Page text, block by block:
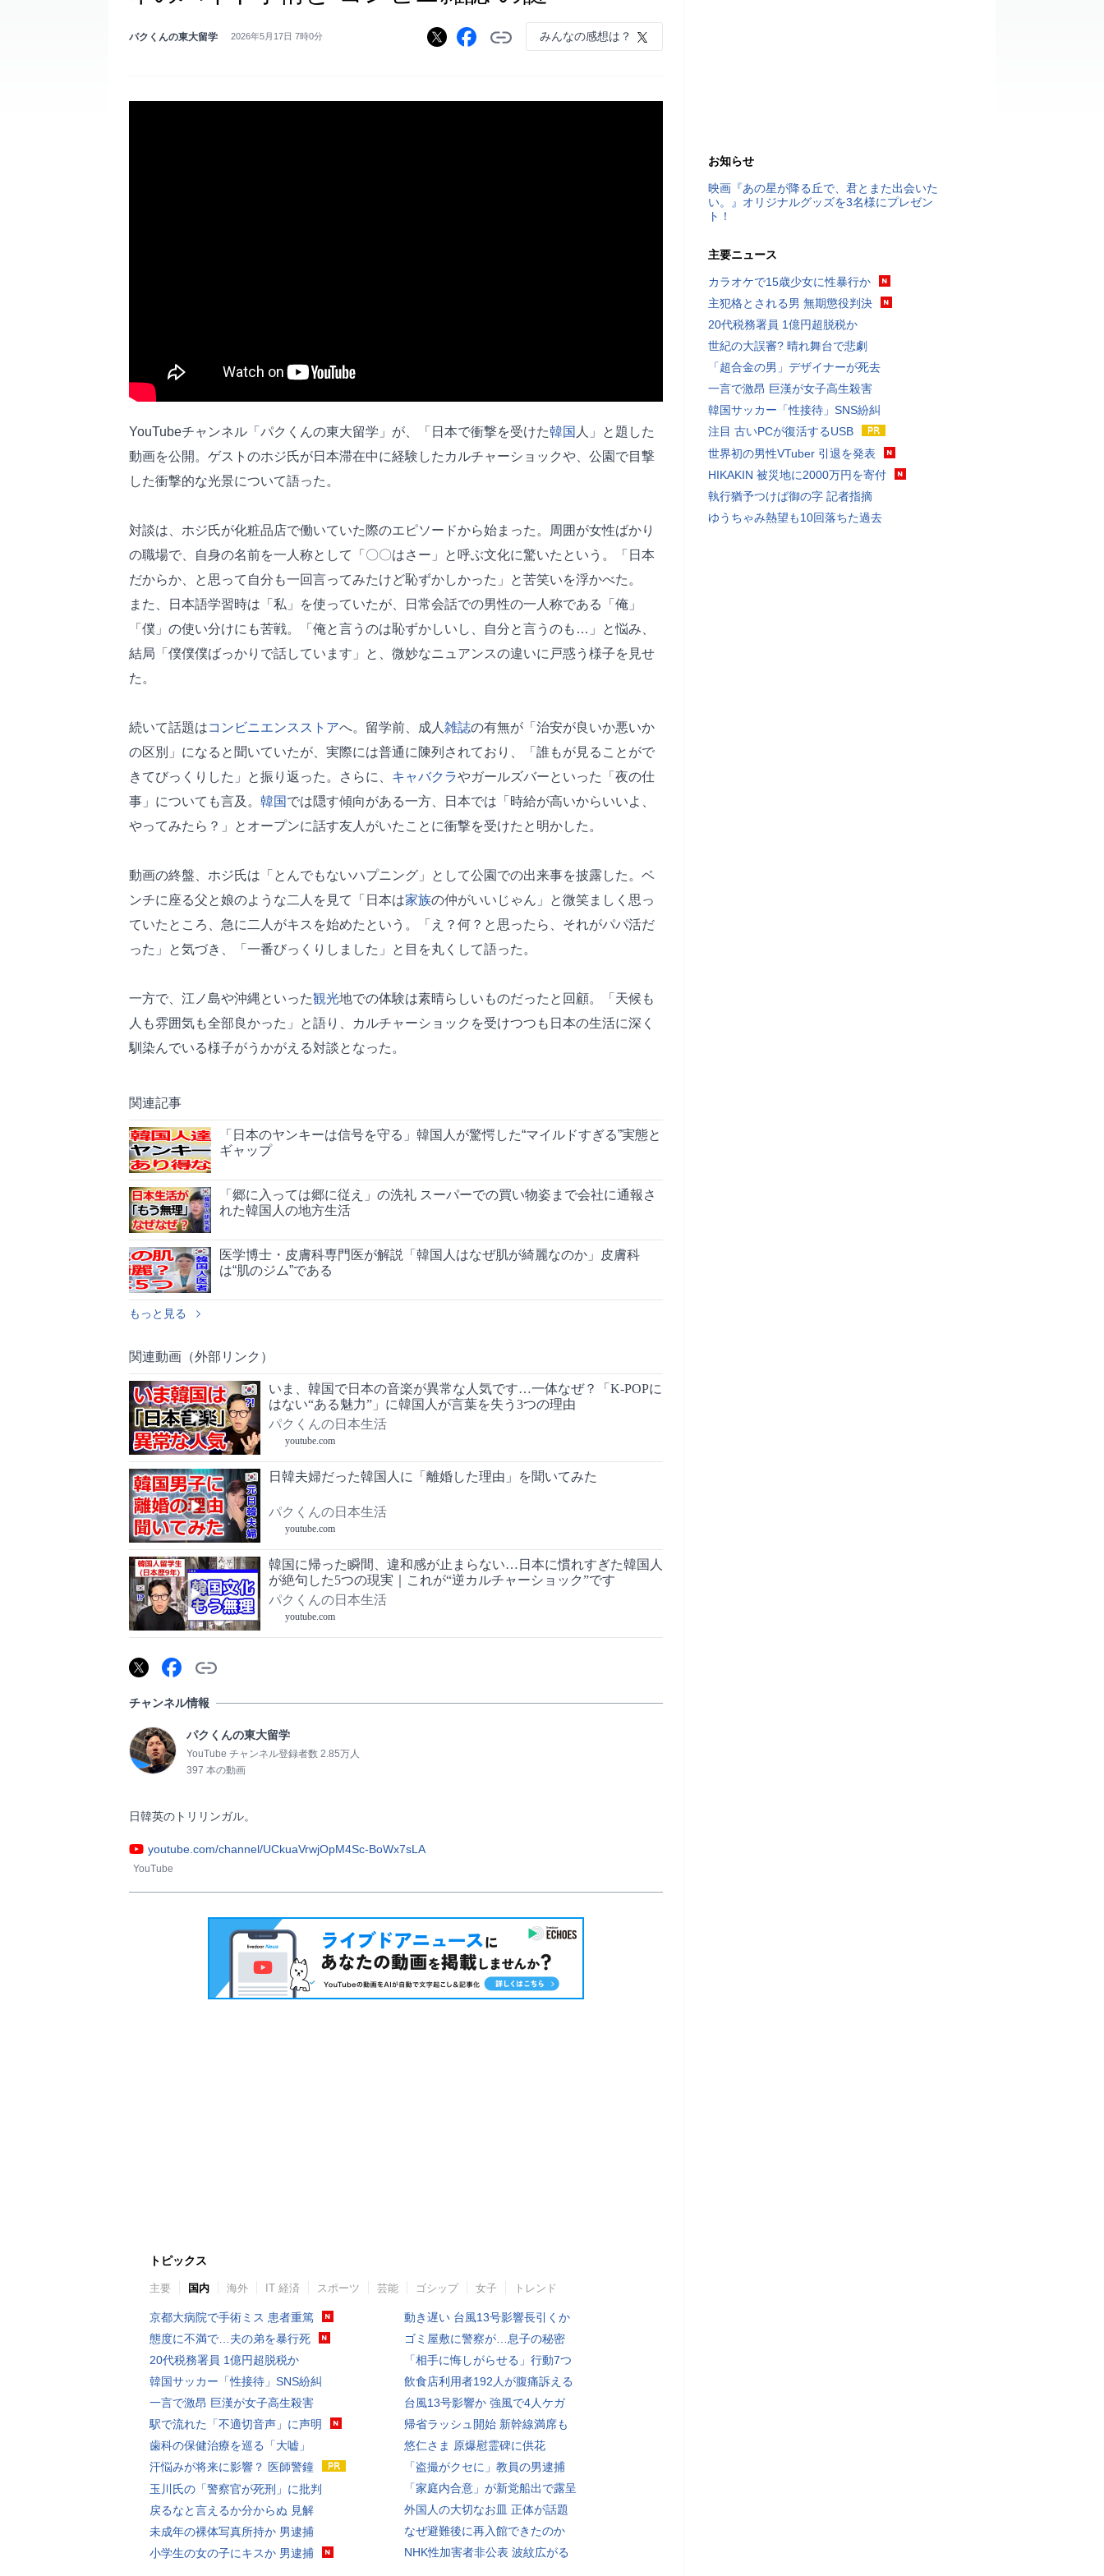
パクくんの東大留学 2026年5月17日 7時0分 みんなの感想は？
YouTubeチャンネル「パクくんの東大留学」が、「日本で衝撃を受けた韓国 人」と題した
動画を公開。ゲストのホジ氏が日本滞在中に経験したカルチャーショックや、公園で目撃
した衝撃的な光景について語った。
対談は、ホジ氏が化粧品店で働いていた際のエピソードから始まった。周囲が女性ばかり
の職場で、自身の名前を一人称として「〇〇はさー」と呼ぶ文化に驚いたという。「日本
だからか、と思って自分も一回言ってみたけど恥ずかしかった」と苦笑いを浮かべた。
また、日本語学習時は「私」を使っていたが、日常会話での男性の一人称である「俺」
「僕」の使い分けにも苦戦。「俺と言うのは恥ずかしいし、自分と言うのも…」と悩み、
結局「僕僕僕ばっかりで話しています」と、微妙なニュアンスの違いに戸惑う様子を見せ
た。
続いて話題はコンビニエンスストアへ。留学前、成人 雑誌の有無が「治安が良いか悪いか
の区別」になると聞いていたが、実際には普通に陳列されており、「誰もが見ることがで
きてびっくりした」と振り返った。さらに、 キャバクラやガールズバーといった「夜の仕
事」についても言及。 韓国 では隠す傾向がある一方、日本では「時給が高いからいいよ、
やってみたら？」とオープンに話す友人がいたことに衝撃を受けたと明かした。
動画の終盤、ホジ氏は「とんでもないハプニング」として公園での出来事を披露した。ベ
ンチに座る父と娘のような二人を見て「日本は家族の仲がいいじゃん」と微笑ましく思っ
ていたところ、急に二人がキスを始めたという。「え？何？と思ったら、それがパパ活だ
った」と気づき、「一番びっくりしました」と目を丸くして語った。
一方で、江ノ島や沖縄といった観光地での体験は素晴らしいものだったと回顧。「天候も
人も雰囲気も全部良かった」と語り、カルチャーショックを受けつつも日本の生活に深く
馴染んでいる様子がうかがえる対談となった。
関連記事
「日本のヤンキーは信号を守る」韓国人が驚愕した“マイルドすぎる”実態と
ギャップ
「郷に入っては郷に従え」の洗礼 スーパーでの買い物姿まで会社に通報さ
れた韓国人の地方生活
医学博士・皮膚科専門医が解説「韓国人はなぜ肌が綺麗なのか」皮膚科
は“肌のジム”である
もっと見る
関連動画（外部リンク）
いま、韓国で日本の音楽が異常な人気です…一体なぜ？「K-POPに
はない“ある魅力”」に韓国人が言葉を失う3つの理由
パクくんの日本生活
youtube.com
日韓夫婦だった韓国人に「離婚した理由」を聞いてみた
パクくんの日本生活
youtube.com
韓国に帰った瞬間、違和感が止まらない…日本に慣れすぎた韓国人
が絶句した5つの現実｜これが“逆カルチャーショック”です
パクくんの日本生活
youtube.com
チャンネル情報
パクくんの東大留学
YouTube チャンネル登録者数 2.85万人
397 本の動画
日韓英のトリリンガル。
youtube.com/channel/UCkuaVrwjOpM4Sc-BoWx7sLA
YouTube
トピックス
主要 国内 海外 IT 経済 スポーツ 芸能 ゴシップ 女子 トレンド
京都大病院で手術ミス 患者重篤
態度に不満で…夫の弟を暴行死
20代税務署員 1億円超脱税か
韓国サッカー「性接待」SNS紛糾
一言で激昂 巨漢が女子高生殺害
駅で流れた「不適切音声」に声明
歯科の保健治療を巡る「大嘘」
汗悩みが将来に影響？ 医師警鐘
玉川氏の「警察官が死刑」に批判
戻るなと言えるか分からぬ 見解
未成年の裸体写真所持か 男逮捕
小学生の女の子にキスか 男逮捕
動き遅い 台風13号影響長引くか
ゴミ屋敷に警察が…息子の秘密
「相手に悔しがらせる」行動7つ
飲食店利用者192人が腹痛訴える
台風13号影響か 強風で4人ケガ
帰省ラッシュ開始 新幹線満席も
悠仁さま 原爆慰霊碑に供花
「盗撮がクセに」教員の男逮捕
「家庭内合意」が新党船出で露呈
外国人の大切なお皿 正体が話題
なぜ避難後に再入館できたのか
NHK性加害者非公表 波紋広がる
お知らせ
映画『あの星が降る丘で、君とまた出会いた
い。』オリジナルグッズを3名様にプレゼン
ト！
主要ニュース
カラオケで15歳少女に性暴行か
主犯格とされる男 無期懲役判決
20代税務署員 1億円超脱税か
世紀の大誤審? 晴れ舞台で悲劇
「超合金の男」デザイナーが死去
一言で激昂 巨漢が女子高生殺害
韓国サッカー「性接待」SNS紛糾
注目 古いPCが復活するUSB
世界初の男性VTuber 引退を発表
HIKAKIN 被災地に2000万円を寄付
執行猶予つけば御の字 記者指摘
ゆうちゃみ熱望も10回落ちた過去